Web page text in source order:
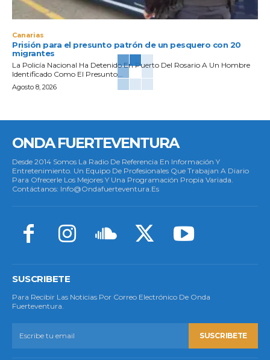
Canarias
Prisión para el presunto patrón de un pesquero con 20
migrantes
La Policía Nacional Ha Detenido En Puerto Del Rosario A Un Hombre
Identificado Como El Presunto...
Agosto 8, 2026
ONDA FUERTEVENTURA
Desde 2014 Somos La Radio De Referencia En Información Y
Entretenimiento. Un Equipo De Profesionales Que Trabajan A Diario
Para Ofrecerle Los Mejores Y Una Programación Propia Variada.
Contáctanos: Info@ondafuerteventura.es
SUSCRIBETE
Para Recibir Las Noticias Por Correo Electrónico De Onda
Fuerteventura.
SUSCRIBETE